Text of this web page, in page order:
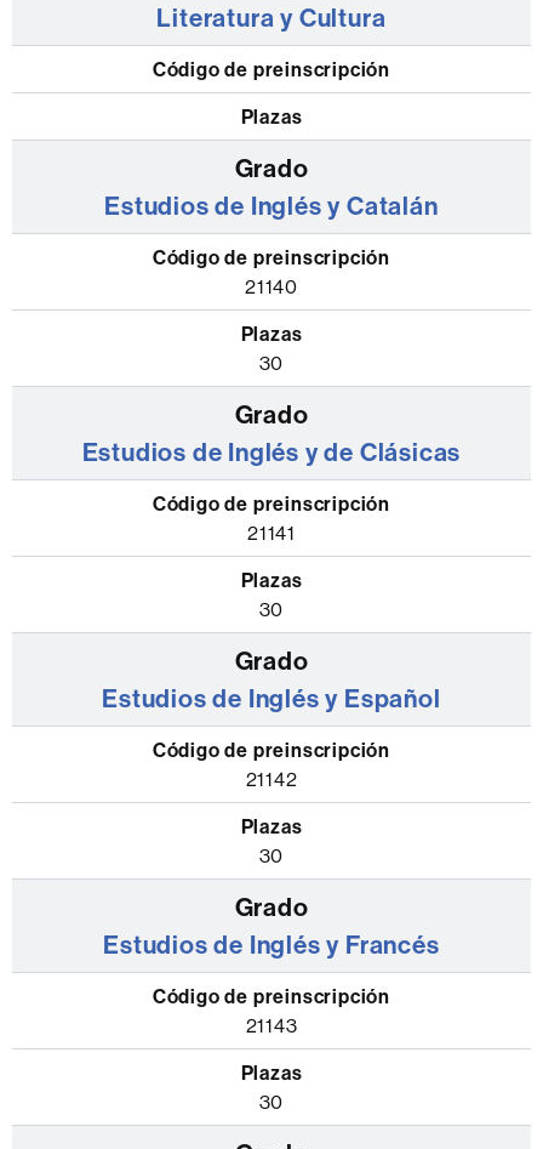
Literatura y Cultura
Estudios de Inglés y Catalán
21140
30
Estudios de Inglés y de Clásicas
21141
30
Estudios de Inglés y Español
21142
30
Estudios de Inglés y Francés
21143
30